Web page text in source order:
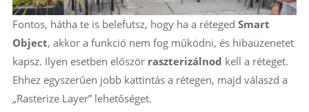
Fontos, hátha te is belefutsz, hogy ha a réteged Smart
Object, akkor a funkció nem fog működni, és hibaüzenetet
kapsz. Ilyen esetben először raszterizálnod kell a réteget.
Ehhez egyszerűen jobb kattintás a rétegen, majd válaszd a
„Rasterize Layer” lehetőséget.